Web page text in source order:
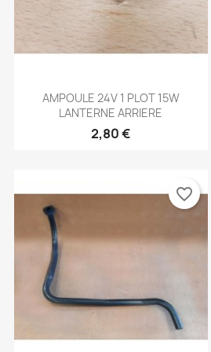
Aperçu rapide
AMPOULE 24V 1 PLOT 15W
LANTERNE ARRIERE
2,80 €
favorite_border